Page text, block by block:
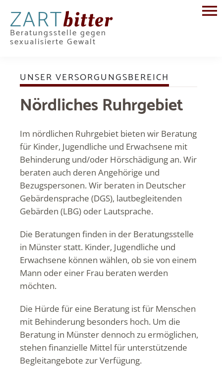
ZARTbitter
Beratungsstelle gegen
sexualisierte Gewalt
UNSER VERSORGUNGSBEREICH
Nördliches Ruhrgebiet
Im nördlichen Ruhrgebiet bieten wir Beratung
für Kinder, Jugendliche und Erwachsene mit
Behinderung und/oder Hörschädigung an. Wir
beraten auch deren Angehörige und
Bezugspersonen. Wir beraten in Deutscher
Gebärdensprache (DGS), lautbegleitenden
Gebärden (LBG) oder Lautsprache.
Die Beratungen finden in der Beratungsstelle
in Münster statt. Kinder, Jugendliche und
Erwachsene können wählen, ob sie von einem
Mann oder einer Frau beraten werden
möchten.
Die Hürde für eine Beratung ist für Menschen
mit Behinderung besonders hoch. Um die
Beratung in Münster dennoch zu ermöglichen,
stehen finanzielle Mittel für unterstützende
Begleitangebote zur Verfügung.